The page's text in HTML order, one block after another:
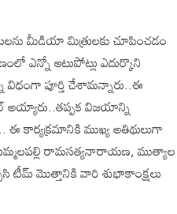
మీడియా మిత్రులకు చూపించడం
ఎన్నో ఆటుపోట్లు ఎదుర్కొని
విధంగా పూర్తి చేశామన్నారు..ఈ
విజయాన్ని
ఈ కార్యక్రమానికి ముఖ్య అతిథులుగా
రామసత్యనారాయణ, ముత్యాల
టీమ్ మొత్తానికి వారి శుభాకాంక్షలు